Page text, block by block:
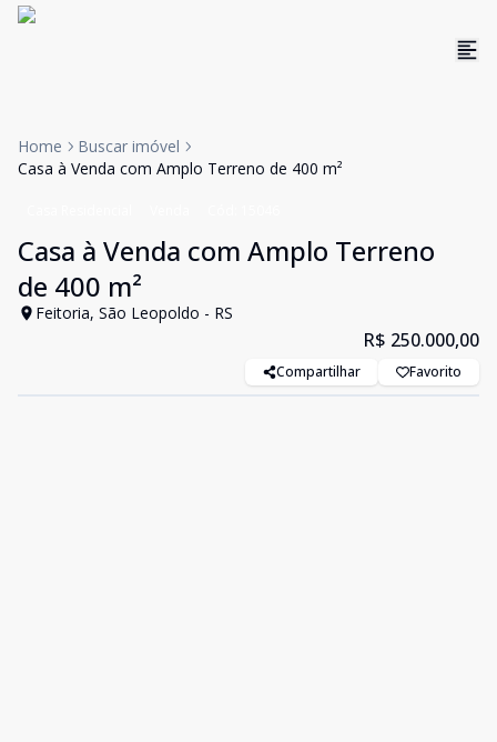
Home
Buscar imóvel
Casa à Venda com Amplo Terreno de 400 m²
Casa à Venda com Amplo Terreno
de 400 m²
Feitoria, São Leopoldo - RS
R$ 250.000,00
Compartilhar Favorito